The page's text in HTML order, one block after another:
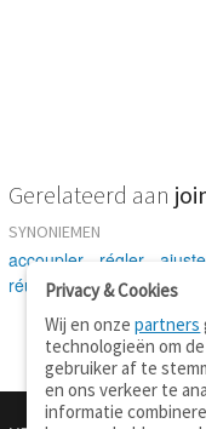
Gerelateerd aan
SYNONIEMEN
accoupler régler
réunir-assembler-
Privacy & Cookies
Wij en onzepartners
technologieën om
gebruiker af te
en ons verkeer te
informatie